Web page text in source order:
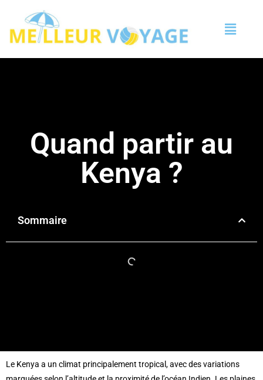
Quand partir au
Kenya ?
Sommaire
Le Kenya a un climat principalement tropical, avec des variations